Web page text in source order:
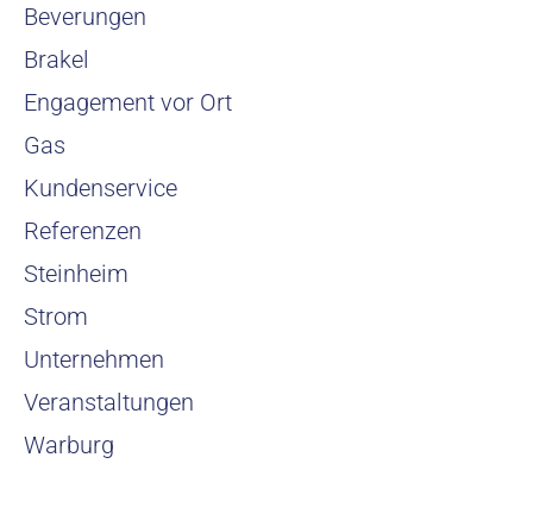
Beverungen
Brakel
Engagement vor Ort
Gas
Kundenservice
Referenzen
Steinheim
Strom
Unternehmen
Veranstaltungen
Warburg